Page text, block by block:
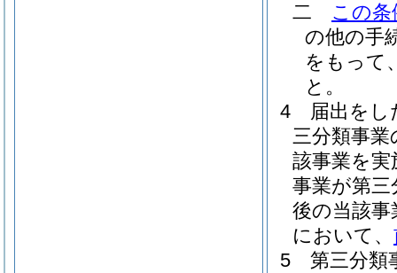
二
この条
の他の手
をもって
と。
4
届出をし
三分類事
該事業を
事業が第
後の当該
において、
5
第三分類